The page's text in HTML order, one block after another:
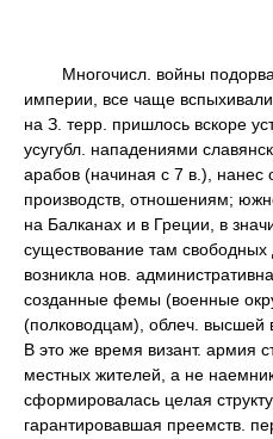
Многочисл. войны
империи, все чаще
на З. терр. пришлось вскоре
усугубл. нападениями
арабов (начиная с 7 в.),
производств, отношениям;
на Балканах и в Греции, в
существование там
возникла нов.
созданные фемы (военные
(полководцам), облеч. высшей
В это же время визант. армия
местных жителей, а не
сформировалась целая
гарантировавшая преемств.